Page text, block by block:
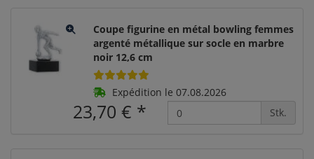
Coupe figurine en métal bowling femmes
argenté métallique sur socle en marbre
noir 12,6 cm
Expédition le 07.08.2026
23,70 € * Stk.